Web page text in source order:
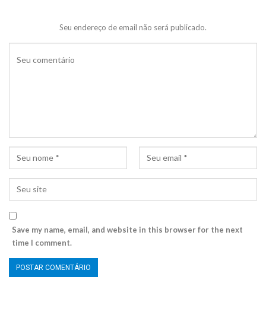
Seu endereço de email não será publicado.
Save my name, email, and website in this browser for the next
time I comment.